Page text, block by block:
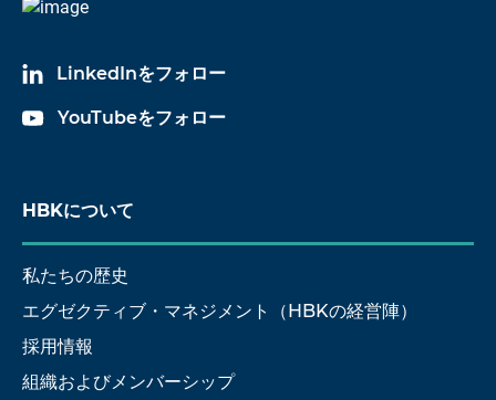
LinkedInをフォロー
YouTubeをフォロー
HBKについて
私たちの歴史
エグゼクティブ・マネジメント（HBKの経営陣）
採用情報
組織およびメンバーシップ